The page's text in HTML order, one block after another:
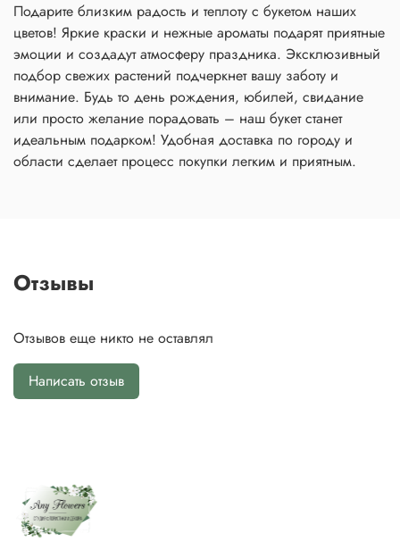
Подарите близким радость и теплоту с букетом наших
цветов! Яркие краски и нежные ароматы подарят приятные
эмоции и создадут атмосферу праздника. Эксклюзивный
подбор свежих растений подчеркнет вашу заботу и
внимание. Будь то день рождения, юбилей, свидание
или просто желание порадовать – наш букет станет
идеальным подарком! Удобная доставка по городу и
области сделает процесс покупки легким и приятным.
Отзывы
Отзывов еще никто не оставлял
Написать отзыв